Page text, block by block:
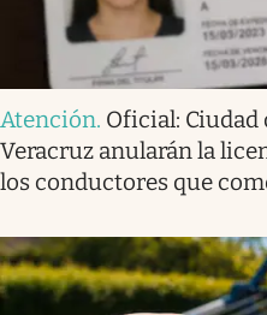
Atención. Oficial: Ciudad
Veracruz anularán la
los conductores que